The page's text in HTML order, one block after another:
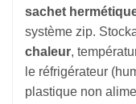
sachet
système zip.
chaleur,
le réfrigérateur
plastique non